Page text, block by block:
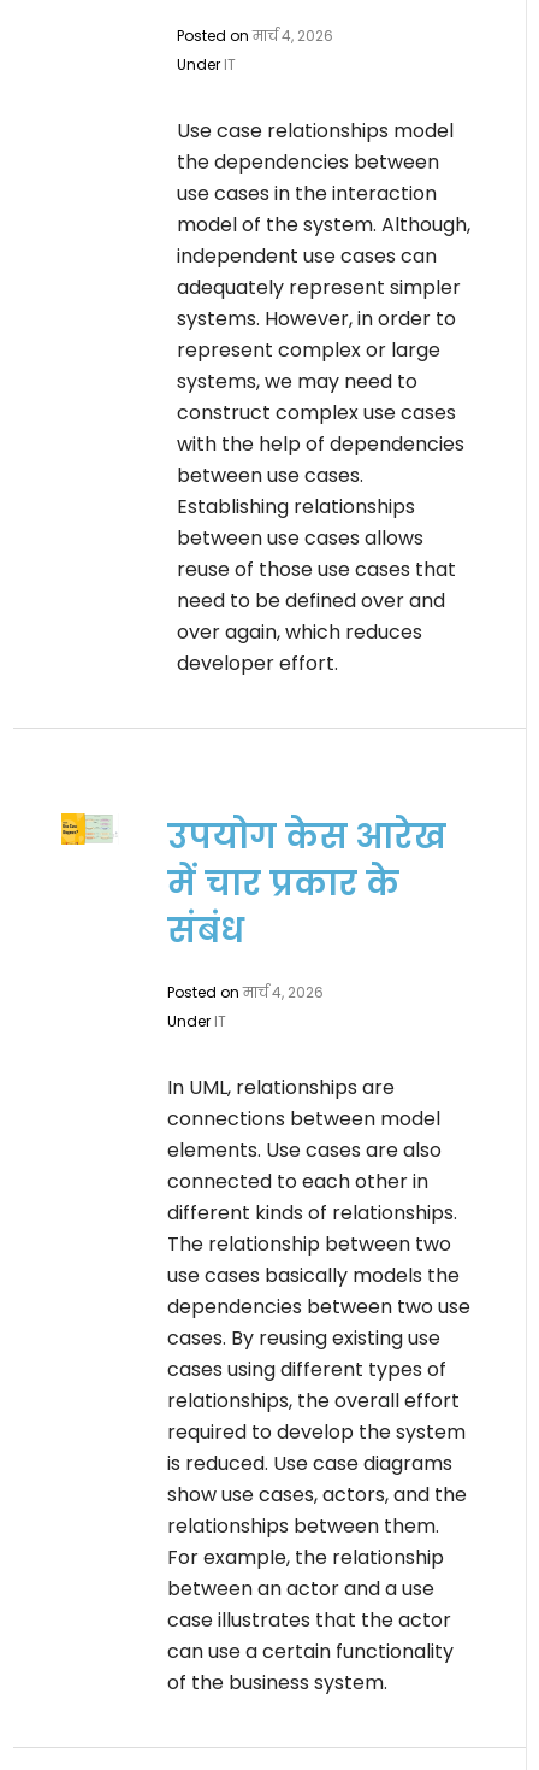
Posted onमार्च 4, 2026
Under IT
Use case relationships model
the dependencies between
use cases in the interaction
model of the system. Although,
independent use cases can
adequately represent simpler
systems. However, in order to
represent complex or large
systems, we may need to
construct complex use cases
with the help of dependencies
between use cases.
Establishing relationships
between use cases allows
reuse of those use cases that
need to be defined over and
over again, which reduces
developer effort.
उपयोग केस आरेख
में चार प्रकार के
संबंध
Posted onमार्च 4, 2026
Under IT
In UML, relationships are
connections between model
elements. Use cases are also
connected to each other in
different kinds of relationships.
The relationship between two
use cases basically models the
dependencies between two use
cases. By reusing existing use
cases using different types of
relationships, the overall effort
required to develop the system
is reduced. Use case diagrams
show use cases, actors, and the
relationships between them.
For example, the relationship
between an actor and a use
case illustrates that the actor
can use a certain functionality
of the business system.